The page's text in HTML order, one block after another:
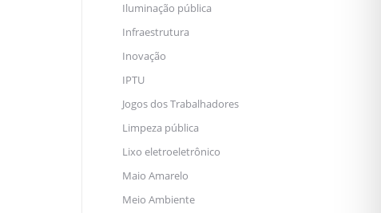
Iluminação pública
Infraestrutura
Inovação
IPTU
Jogos dos Trabalhadores
Limpeza pública
Lixo eletroeletrônico
Maio Amarelo
Meio Ambiente